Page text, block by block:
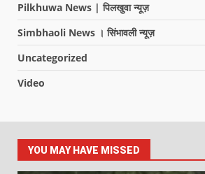
Pilkhuwa News | पिलखुवा न्यूज़
Simbhaoli News । सिंभावली न्यूज़
Uncategorized
Video
YOU MAY HAVE MISSED